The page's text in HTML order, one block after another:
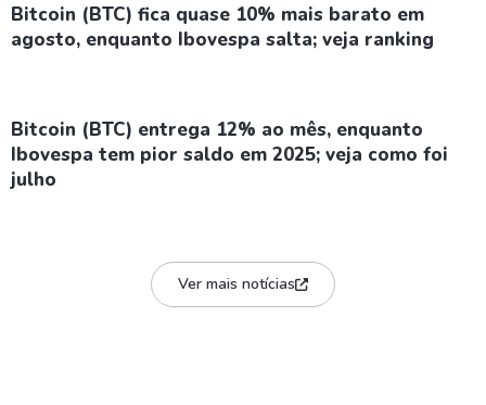
Bitcoin (BTC) fica quase 10% mais barato em
agosto, enquanto Ibovespa salta; veja ranking
Bitcoin (BTC) entrega 12% ao mês, enquanto
Ibovespa tem pior saldo em 2025; veja como foi
julho
Ver mais notícias